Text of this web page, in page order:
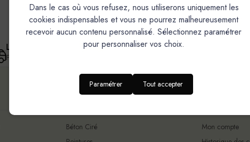
Livraison offerte
France métropolitaine
Retrait magasin
Réactif, à votre
NOS UNIVERS MATIÈRES
Béton Ciré
Mon compte
Dans le cas où vous refusez, nous utiliserons uniquement les
cookies indispensables et vous ne pourrez malheureusement
recevoir aucun contenu personnalisé. Sélectionnez paramétrer
pour personnaliser vos choix.
Paramétrer Tout accepter